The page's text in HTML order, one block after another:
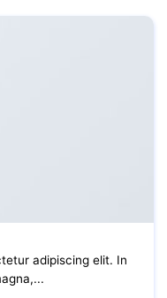
adipiscing elit. In